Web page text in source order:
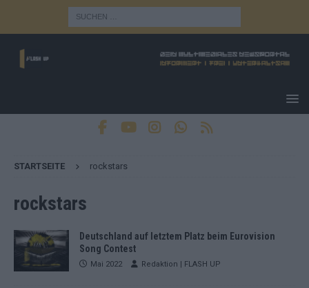
STARTSEITE rockstars
rockstars
Deutschland auf letztem Platz beim Eurovision
Song Contest
Mai 2022 Redaktion | FLASH UP